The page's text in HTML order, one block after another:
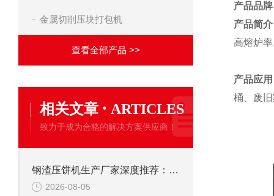
金属切削压块打包机
查看全部产品 >>
相关文章 · ARTICLES
致力于成为合格的解决方案供应商！
钢渣压饼机生产厂家深度推荐：为何恩派特成为高净值产线的优选
2026-08-05
产品品
产品简
高熔炉
产品应
桶、废